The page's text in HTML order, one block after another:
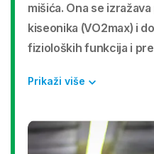
mišića. Ona se
kiseonika (VO2max) i
fizioloških funkcija i
kiseonika znači i veći
Dijagnostička
Prikaži više